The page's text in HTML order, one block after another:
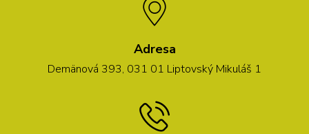
Adresa
Demänová 393, 031 01 Liptovský Mikuláš 1